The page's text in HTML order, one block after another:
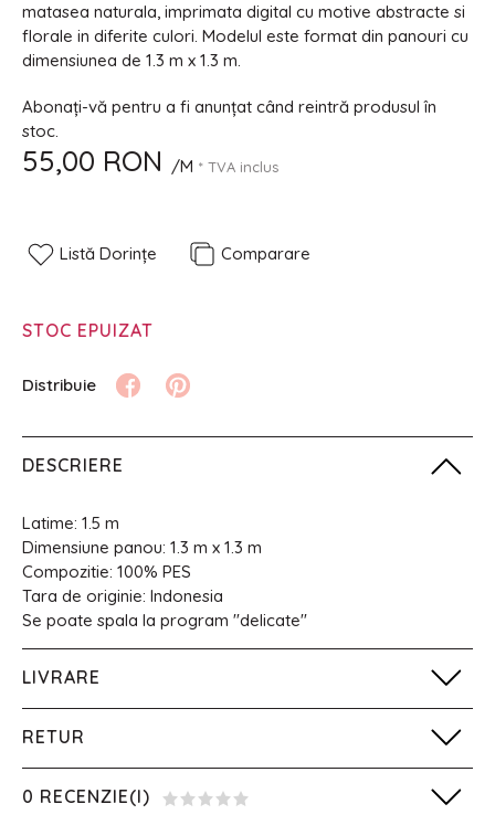
matasea naturala, imprimata digital cu motive abstracte si
florale in diferite culori. Modelul este format din panouri cu
dimensiunea de 1.3 m x 1.3 m.
Abonați-vă pentru a fi anunțat când reintră produsul în
stoc.
55,00 RON /M * TVA inclus
Listă Dorințe Comparare
STOC EPUIZAT
DESCRIERE
Latime: 1.5 m
Dimensiune panou: 1.3 m x 1.3 m
Compozitie: 100% PES
Tara de originie: Indonesia
Se poate spala la program "delicate"
LIVRARE
RETUR
0 RECENZIE(I)